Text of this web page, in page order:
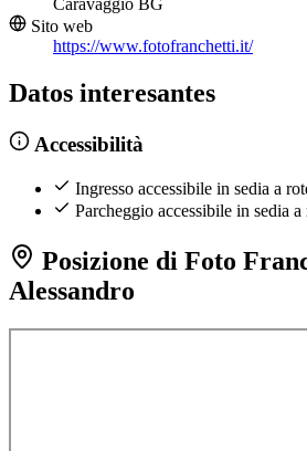
Caravaggio BG
Sito web
https://www.fotofranchetti.it/
Datos interesantes
Accessibilità
Ingresso accessibile in sedia a
Parcheggio accessibile in sedia a
Posizione di Foto
Alessandro